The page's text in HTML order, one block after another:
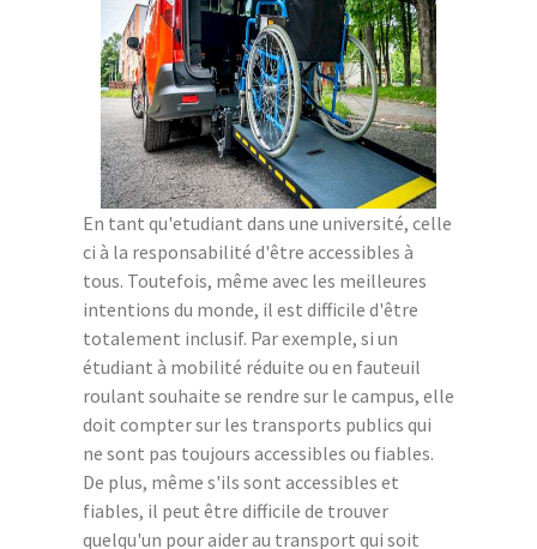
En tant qu'etudiant dans une université, celle
ci à la responsabilité d'être accessibles à
tous. Toutefois, même avec les meilleures
intentions du monde, il est difficile d'être
totalement inclusif. Par exemple, si un
étudiant à mobilité réduite ou en fauteuil
roulant souhaite se rendre sur le campus, elle
doit compter sur les transports publics qui
ne sont pas toujours accessibles ou fiables.
De plus, même s'ils sont accessibles et
fiables, il peut être difficile de trouver
quelqu'un pour aider au transport qui soit